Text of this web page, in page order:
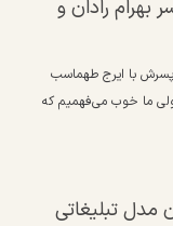
رادان و
پسرش با ایرج طهماسب
ما خوب می‌فهمیم که
مدل تبلیغاتی